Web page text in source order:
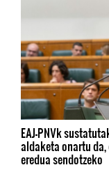
EAJ-PNVk
aldaketa onartu
eredua sendotzeko